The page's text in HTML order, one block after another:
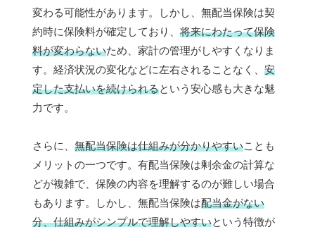
変わる可能性があります。しかし、無配当保険は契
約時に保険料が確定しており、 将来にわたって保険
料が変わらないため、家計の管理がしやすくなりま
す。経済状況の変化などに左右されることなく、 安
定した支払いを続けられるという安心感も大きな魅
力です。
さらに、 無配当保険は仕組みが分かりやすいことも
メリットの一つです。有配当保険は剰余金の計算な
どが複雑で、保険の内容を理解するのが難しい場合
もあります。しかし、無配当保険は配当金がない
分、仕組みがシンプルで理解しやすいという特徴が